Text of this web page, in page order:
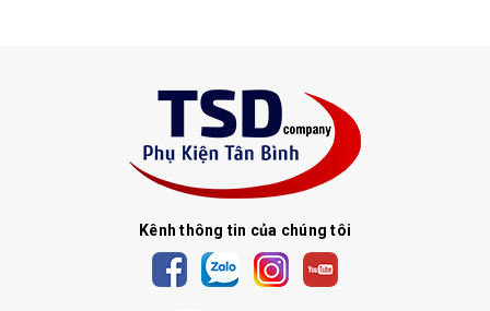
Kênh thông tin của chúng tôi